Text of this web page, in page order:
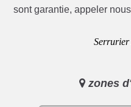
sont garantie, appeler
Serrurier
zones